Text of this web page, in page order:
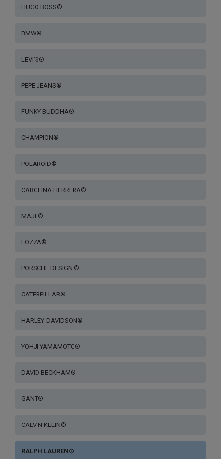
HUGO BOSS®
BMW®
LEVI’S®
PEPE JEANS®
FUNKY BUDDHA®
CHAMPION®
POLAROID®
CAROLINA HERRERA®
MAJE®
LOZZA®
PORSCHE DESIGN ®
CATERPILLAR®
HARLEY-DAVIDSON®
YOHJI YAMAMOTO®
DAVID BECKHAM®
GANT®
CALVIN KLEIN®
RALPH LAUREN®